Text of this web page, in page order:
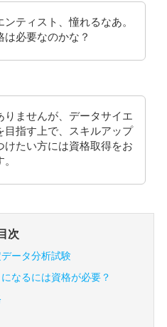
ティスト、憧れるなあ。
必要なのかな？
りませんが、データサイエ
目指す上で、スキルアップ
けたい方には資格取得をお
次
ータ分析試験
なるには資格が必要？